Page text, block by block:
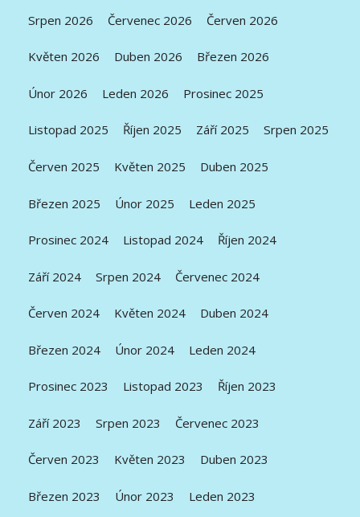
Srpen 2026 Červenec 2026 Červen 2026
Květen 2026 Duben 2026 Březen 2026
Únor 2026 Leden 2026 Prosinec 2025
Listopad 2025 Říjen 2025 Září 2025 Srpen 2025
Červen 2025 Květen 2025 Duben 2025
Březen 2025 Únor 2025 Leden 2025
Prosinec 2024 Listopad 2024 Říjen 2024
Září 2024 Srpen 2024 Červenec 2024
Červen 2024 Květen 2024 Duben 2024
Březen 2024 Únor 2024 Leden 2024
Prosinec 2023 Listopad 2023 Říjen 2023
Září 2023 Srpen 2023 Červenec 2023
Červen 2023 Květen 2023 Duben 2023
Březen 2023 Únor 2023 Leden 2023